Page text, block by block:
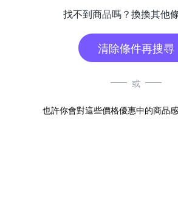
找不到商品嗎？換換其他
清除條件再搜尋
或
也許你會對這些價格優惠中的商品感